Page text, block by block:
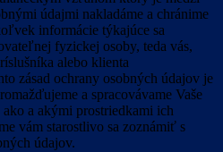
údajmi nakladáme a chránime
informácie týkajúce sa
fyzickej osoby, teda vás,
alebo klienta
zásad ochrany osobných údajov je
a spracovávame Vaše
a akými prostriedkami ich
vám starostlivo sa zoznámiť s
údajov.